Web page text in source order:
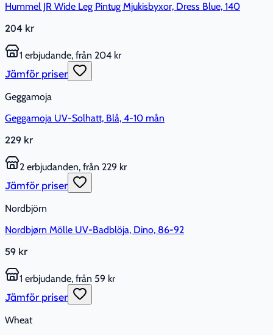
Hummel JR Wide Leg Pintug Mjukisbyxor, Dress Blue, 140
204 kr
1 erbjudande, från 204 kr
Jämför priser
Geggamoja
Geggamoja UV-Solhatt, Blå, 4-10 mån
229 kr
2 erbjudanden, från 229 kr
Jämför priser
Nordbjörn
Nordbjørn Mölle UV-Badblöja, Dino, 86-92
59 kr
1 erbjudande, från 59 kr
Jämför priser
Wheat